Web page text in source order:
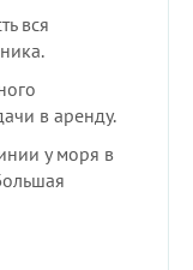
вся
в аренду.
у моря в